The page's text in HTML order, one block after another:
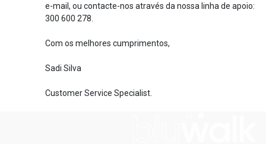
e-mail, ou contacte-nos através da nossa linha de apoio:
300 600 278.
Com os melhores cumprimentos,
Sadi Silva
Customer Service Specialist.